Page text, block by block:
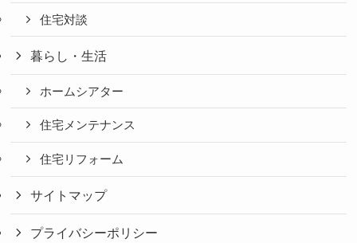
住宅対談
暮らし・生活
ホームシアター
住宅メンテナンス
住宅リフォーム
サイトマップ
プライバシーポリシー